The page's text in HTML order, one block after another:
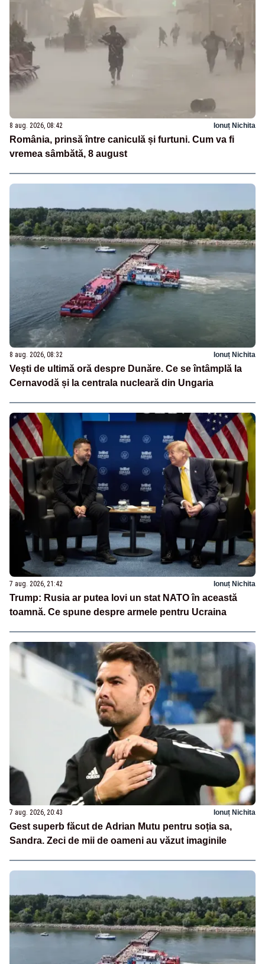
8 aug. 2026, 08:42 Ionuț Nichita
România, prinsă între caniculă și furtuni. Cum va fi
vremea sâmbătă, 8 august
8 aug. 2026, 08:32 Ionuț Nichita
Vești de ultimă oră despre Dunăre. Ce se întâmplă la
Cernavodă și la centrala nucleară din Ungaria
7 aug. 2026, 21:42 Ionuț Nichita
Trump: Rusia ar putea lovi un stat NATO în această
toamnă. Ce spune despre armele pentru Ucraina
7 aug. 2026, 20:43 Ionuț Nichita
Gest superb făcut de Adrian Mutu pentru soția sa,
Sandra. Zeci de mii de oameni au văzut imaginile